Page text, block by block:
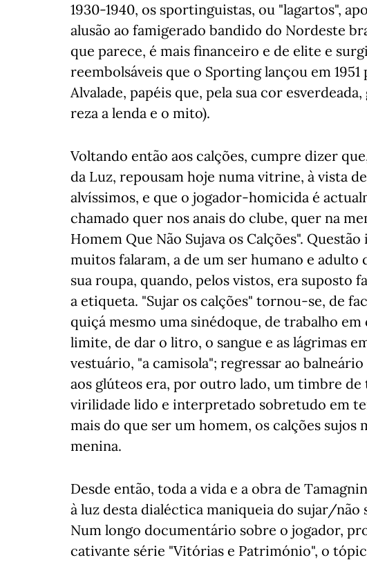
1930-1940, os sportinguistas, ou "lagartos",
alusão ao famigerado bandido do Nordeste
que parece, é mais financeiro e de elite e
reembolsáveis que o Sporting lançou em
Alvalade, papéis que, pela sua cor
reza a lenda e o mito).
Voltando então aos calções, cumpre dizer
da Luz, repousam hoje numa vitrine, à vista
alvíssimos, e que o jogador-homicida é
chamado quer nos anais do clube, quer na
Homem Que Não Sujava os Calções".
muitos falaram, a de um ser humano e adulto
sua roupa, quando, pelos vistos, era suposto
a etiqueta. "Sujar os calções" tornou-se, de
quiçá mesmo uma sinédoque, de trabalho
limite, de dar o litro, o sangue e as lágrimas
vestuário, "a camisola"; regressar ao
aos glúteos era, por outro lado, um timbre
virilidade lido e interpretado sobretudo em
mais do que ser um homem, os calções sujos
menina.
Desde então, toda a vida e a obra de
à luz desta dialéctica maniqueia do sujar/não
Num longo documentário sobre o jogador,
cativante série "Vitórias e Património", o